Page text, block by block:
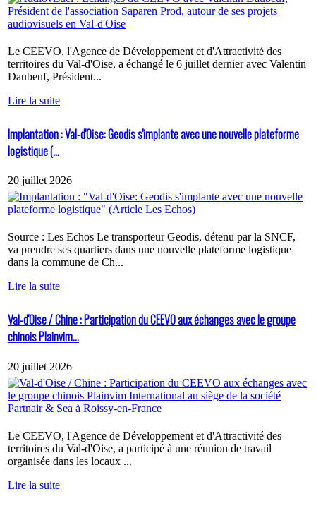
Le CEEVO, l'Agence de Développement et d'Attractivité des
territoires du Val-d'Oise, a échangé le 6 juillet dernier avec Valentin
Daubeuf, Président...
Lire la suite
Implantation : Val-d'Oise: Geodis s'implante avec une nouvelle plateforme
logistique (...
20 juillet 2026
Source : Les Echos Le transporteur Geodis, détenu par la SNCF,
va prendre ses quartiers dans une nouvelle plateforme logistique
dans la commune de Ch...
Lire la suite
Val-d'Oise / Chine : Participation du CEEVO aux échanges avec le groupe
chinois Plainvim...
20 juillet 2026
Le CEEVO, l'Agence de Développement et d'Attractivité des
territoires du Val-d'Oise, a participé à une réunion de travail
organisée dans les locaux ...
Lire la suite